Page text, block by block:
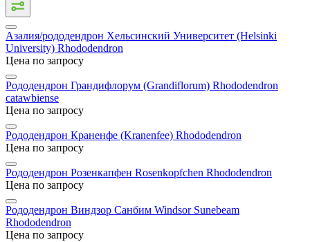
Азалия/рододендрон Хельсинский Университет (Helsinki
University) Rhododendron
Цена по запросу
Рододендрон Грандифлорум (Grandiflorum) Rhododendron
catawbiense
Цена по запросу
Рододендрон Краненфе (Kranenfee) Rhododendron
Цена по запросу
Рододендрон Розенкапфен Rosenkopfchen Rhododendron
Цена по запросу
Рододендрон Виндзор Санбим Windsor Sunebeam
Rhododendron
Цена по запросу